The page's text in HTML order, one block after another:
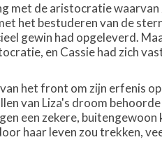
met de aristocratie
het bestuderen van de
gewin had opgeleverd.
en Cassie had zich
het front om zijn erfenis
van Liza's droom
een zekere,
haar leven zou trekken,